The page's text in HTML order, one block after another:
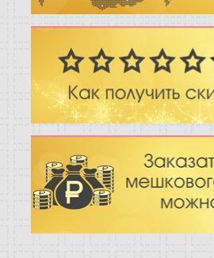
Отзывы
Новости
Статьи